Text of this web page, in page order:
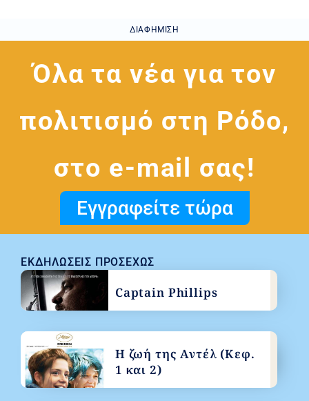
ΔΙΑΦΉΜΙΣΗ
Όλα τα νέα για τον
πολιτισμό στη Ρόδο,
στο e-mail σας!
Εγγραφείτε τώρα
ΕΚΔΗΛΏΣΕΙΣ ΠΡΟΣΕΧΏΣ
Captain Phillips
Η ζωή της Αντέλ (Κεφ.
1 και 2)